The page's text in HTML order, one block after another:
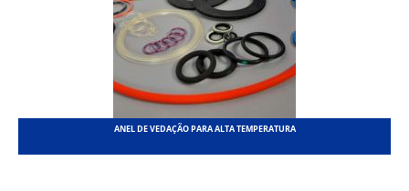
ANEL DE VEDAÇÃO PARA ALTA TEMPERATURA